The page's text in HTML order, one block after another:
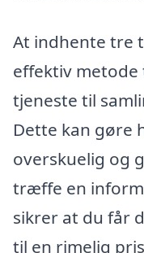
At indhente tre
effektiv
tjeneste til
Dette kan gøre
overskuelig og
træffe en
sikrer at du får
til en rimelig